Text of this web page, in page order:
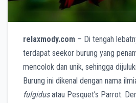
relaxmody.com – Di tengah
terdapat seekor burung yang
mencolok dan unik, sehingga
Burung ini dikenal dengan nama
fulgidusatau Pesquet’s Parrot.